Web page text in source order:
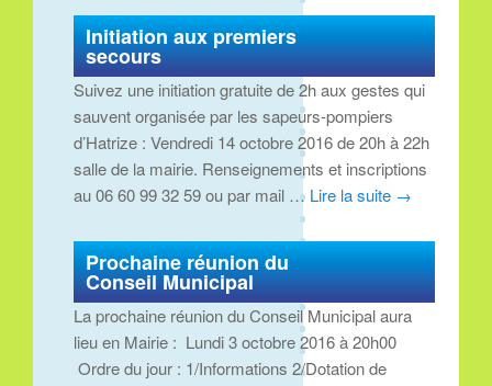
Initiation aux premiers
secours
Suivez une initiation gratuite de 2h aux gestes qui
sauvent organisée par les sapeurs-pompiers
d’Hatrize : Vendredi 14 octobre 2016 de 20h à 22h
salle de la mairie. Renseignements et inscriptions
au 06 60 99 32 59 ou par mail … Lire la suite →
Prochaine réunion du
Conseil Municipal
La prochaine réunion du Conseil Municipal aura
lieu en Mairie : Lundi 3 octobre 2016 à 20h00
Ordre du jour : 1/Informations 2/Dotation de